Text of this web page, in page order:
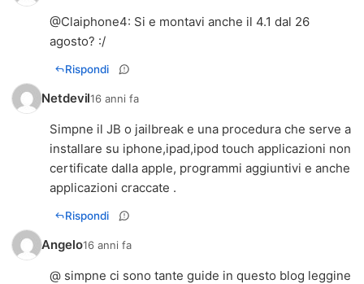
@Claiphone4: Si e montavi anche il 4.1 dal 26
agosto? :/
Rispondi
Netdevil16 anni fa
Simpne il JB o jailbreak e una procedura che serve a
installare su iphone,ipad,ipod touch applicazioni non
certificate dalla apple, programmi aggiuntivi e anche
applicazioni craccate .
Rispondi
Angelo16 anni fa
@ simpne ci sono tante guide in questo blog leggine